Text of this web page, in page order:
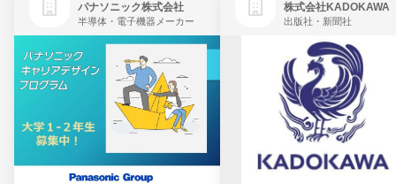
パナソニック株式会社
半導体・電子機器メーカー
株式会社KADOKAWA
出版社・新聞社